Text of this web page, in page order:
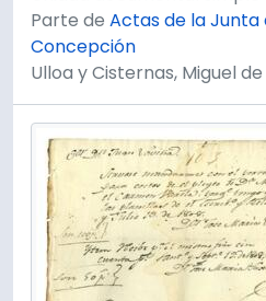
Parte de Actas de la Junta
Concepción
Ulloa y Cisternas, Miguel de